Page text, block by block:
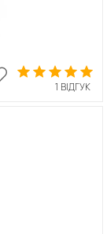
1 ВІДГУК